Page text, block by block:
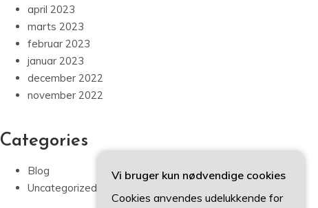
april 2023
marts 2023
februar 2023
januar 2023
december 2022
november 2022
Categories
Blog
Uncategorized
Vi bruger kun nødvendige cookies
Cookies anvendes udelukkende for